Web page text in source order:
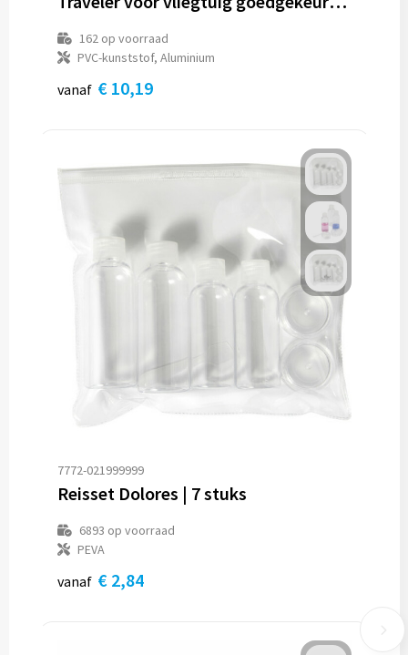
162op voorraad
PVC-kunststof, Aluminium
vanaf € 10,19
7772-021999999
Reisset Dolores | 7 stuks
6893 op voorraad
PEVA
vanaf € 2,84